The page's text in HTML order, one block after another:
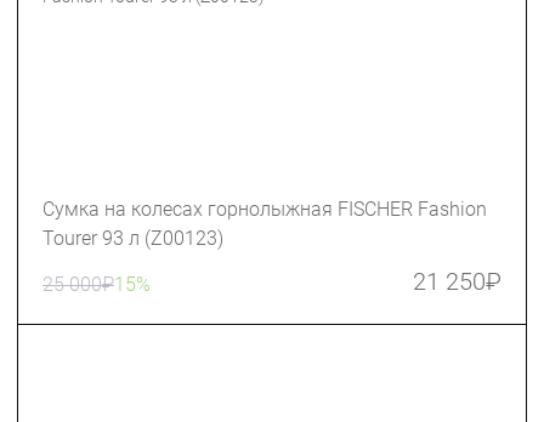
Сумка на колесах горнолыжная FISCHER Fashion
Tourer 93 л (Z00123)
25 000₽15% 21 250₽